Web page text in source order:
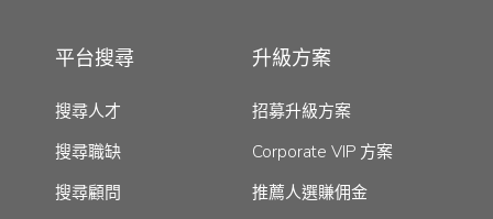
平台搜尋
搜尋人才
搜尋職缺
搜尋顧問
升級方案
招募升級方案
Corporate VIP 方案
推薦人選賺佣金